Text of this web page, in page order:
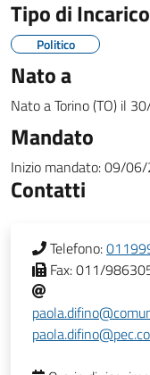
Tipo di Incarico
Politico
Nato a
Nato aTorino (TO) il
Mandato
Inizio mandato:09/
Contatti
Telefono:
Fax:011/